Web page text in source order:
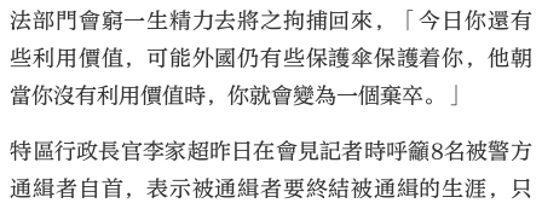
法部門會窮一生精力去將之拘捕回來，「今日你還有
些利用價值，可能外國仍有些保護傘保護着你，他朝
當你沒有利用價值時，你就會變為一個棄卒。」
特區行政長官李家超昨日在會見記者時呼籲8名被警方
通緝者自首，表示被通緝者要終結被通緝的生涯，只